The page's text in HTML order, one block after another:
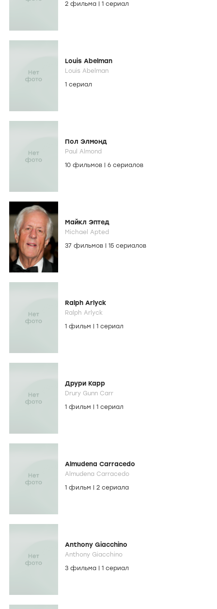
2 фильма
1 сериал
Louis Abelman
Louis Abelman
1 сериал
Пол Элмонд
Paul Almond
10 фильмов
6 сериалов
Майкл Эптед
Michael Apted
37 фильмов
15 сериалов
Ralph Arlyck
Ralph Arlyck
1 фильм
1 сериал
Друри Карр
Drury Gunn Carr
1 фильм
1 сериал
Almudena Carracedo
Almudena Carracedo
1 фильм
2 сериала
Anthony Giacchino
Anthony Giacchino
3 фильма
1 сериал